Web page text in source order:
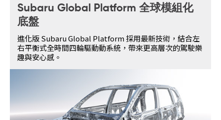
Subaru Global Platform 全球模組化
底盤
進化版 Subaru Global Platform 採用最新技術，結合左
右平衡式全時間四輪驅動動系統，帶來更高層次的駕駛樂
趣與安心感。